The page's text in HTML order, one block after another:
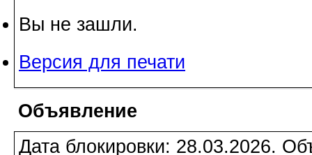
Вы не зашли.
Версия для печати
Объявление
Дата блокировки: 28.03.2026.